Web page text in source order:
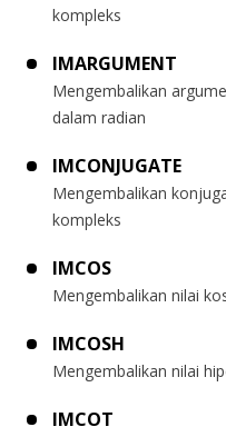
kompleks
IMARGUMENT
Mengembalikan
dalam radian
IMCONJUGATE
Mengembalikan
kompleks
IMCOS
Mengembalikan nilai
IMCOSH
Mengembalikan nilai
IMCOT